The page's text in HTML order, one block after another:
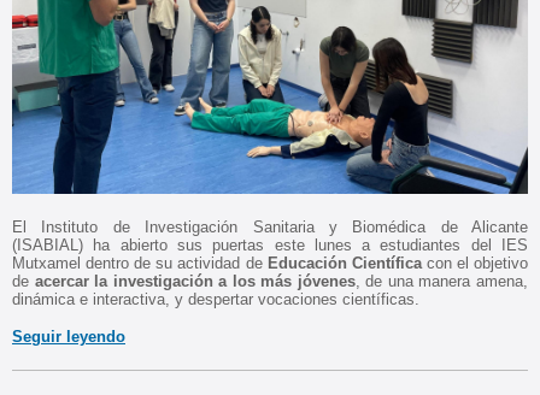
El Instituto de Investigación Sanitaria y Biomédica de Alicante
(ISABIAL) ha abierto sus puertas este lunes a estudiantes del IES
Mutxamel dentro de su actividad de Educación Científicacon el objetivo
de acercar la investigación a los más jóvenes, de una manera amena,
dinámica e interactiva, y despertar vocaciones científicas.
Seguir leyendo